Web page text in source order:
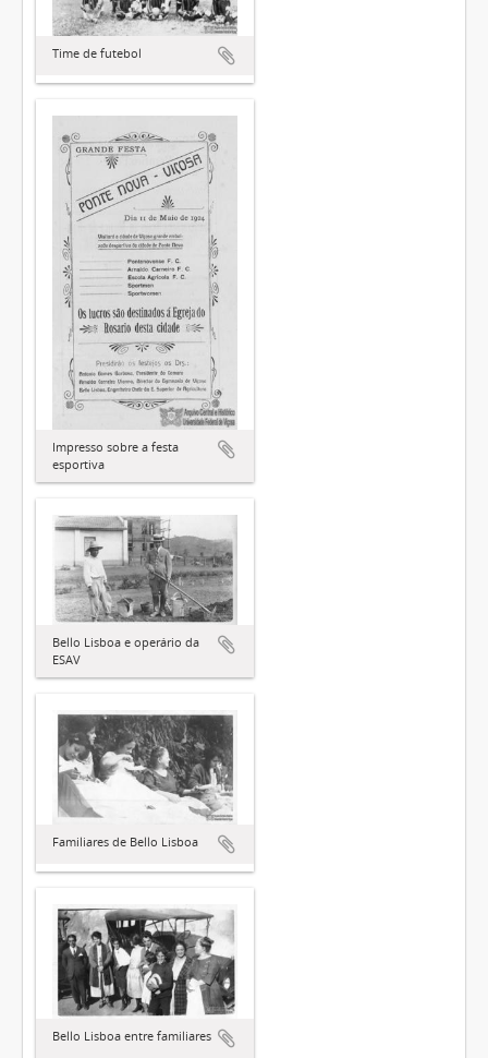
Time de futebol
Impresso sobre a festa
esportiva
Bello Lisboa e operário da
ESAV
Familiares de Bello Lisboa
Bello Lisboa entre familiares